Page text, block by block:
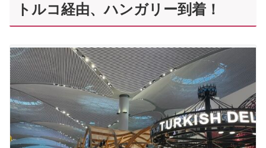
トルコ経由、ハンガリー到着！